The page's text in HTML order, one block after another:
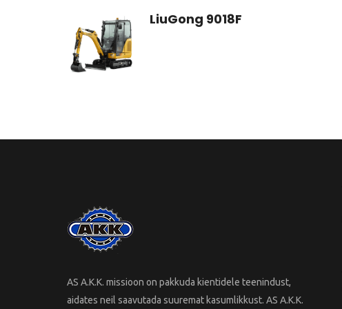
LiuGong 9018F
AS A.K.K. missioon on pakkuda kientidele teenindust,
aidates neil saavutada suuremat kasumlikkust. AS A.K.K.